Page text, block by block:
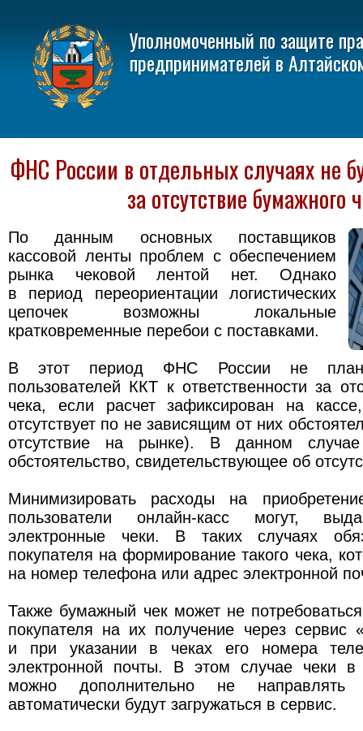
Уполномоченный по защите
предпринимателей в
ФНС России в отдельных случаях не
за отсутствие бумажного
По данным основных поставщиков
кассовой ленты проблем с обеспечением
рынка чековой лентой нет. Однако
в период переориентации логистических
цепочек возможны локальные
кратковременные перебои с поставками.
В этот период ФНС России не
пользователей ККТ к ответственности за
чека, если расчет зафиксирован на
отсутствует по не зависящим от них
отсутствие на рынке). В данном случае
обстоятельство, свидетельствующее об
Минимизировать расходы на
пользователи онлайн-касс могут,
электронные чеки. В таких случаях
покупателя на формирование такого чека,
на номер телефона или адрес электронной
Также бумажный чек может не
покупателя на их получение через сервис
и при указании в чеках его номера
электронной почты. В этом случае чеки в
можно дополнительно не направлять
автоматически будут загружаться в сервис.